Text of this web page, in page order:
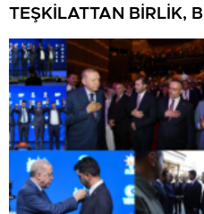
TEŞKİLATTAN BİRLİK,
MESAJI